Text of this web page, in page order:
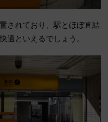
されており、駅とほぼ直結
適といえるでしょう。